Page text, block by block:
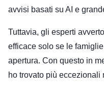
avvisi basati su AI e
Tuttavia, gli esperti
efficace solo se le
apertura. Con questo in
ho trovato più eccezionali